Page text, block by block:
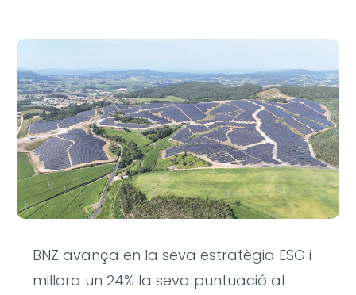
BNZ avança en la seva estratègia ESG i
millora un 24% la seva puntuació al